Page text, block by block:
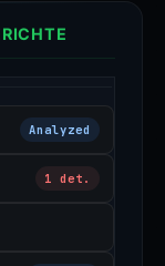
Analyzed
1 det.